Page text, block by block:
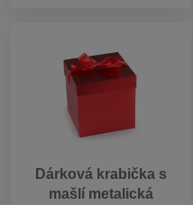
Dárková krabička s
mašlí metalická